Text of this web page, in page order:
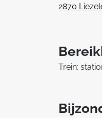
2870
Trein: